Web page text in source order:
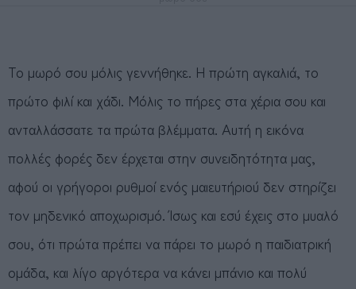
Το μωρό σου μόλις γεννήθηκε. Η πρώτη αγκαλιά, το
πρώτο φιλί και χάδι. Mόλις το πήρες στα χέρια σου και
ανταλλάσσατε τα πρώτα βλέμματα. Αυτή η εικόνα
πολλές φορές δεν έρχεται στην συνειδητότητα μας,
αφού οι γρήγοροι ρυθμοί ενός μαιευτήριού δεν στηρίζει
τον μηδενικό αποχωρισμό. Ίσως και εσύ έχεις στο μυαλό
σου, ότι πρώτα πρέπει να πάρει το μωρό η παιδιατρική
ομάδα, και λίγο αργότερα να κάνει μπάνιο και πολύ